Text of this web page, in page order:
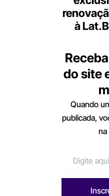
à
do site
Quando
publicada,
na